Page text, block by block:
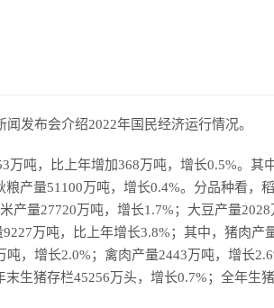
发布会介绍2022年国民经济运行情况。
万吨，比上年增加368万吨，增长0.5%。其
产量51100万吨，增长0.4%。分品种看，
产量27720万吨，增长1.7%；大豆产量2028
万吨，比上年增长3.8%；其中，猪肉产
，增长2.0%；禽肉产量2443万吨，增长
生猪存栏45256万头，增长0.7%；全年生猪